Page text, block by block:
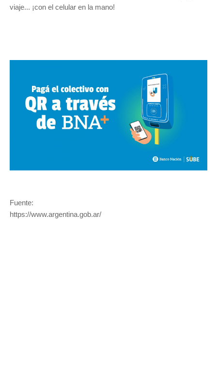
viaje... ¡con el celular en la mano!
Fuente:
https://www.argentina.gob.ar/